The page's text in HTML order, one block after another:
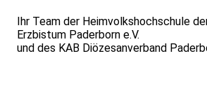
Ihr Team der Heimvolkshochschule
Erzbistum Paderborn e.V.
und des KAB Diözesanverband